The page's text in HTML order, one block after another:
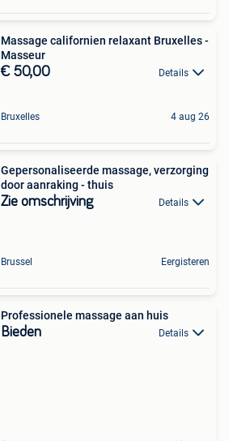
Massage californien relaxant Bruxelles -
Masseur
€ 50,00 Details
Bruxelles 4 aug 26
Gepersonaliseerde massage, verzorging
door aanraking - thuis
Zie omschrijving Details
Brussel Eergisteren
Professionele massage aan huis
Bieden Details